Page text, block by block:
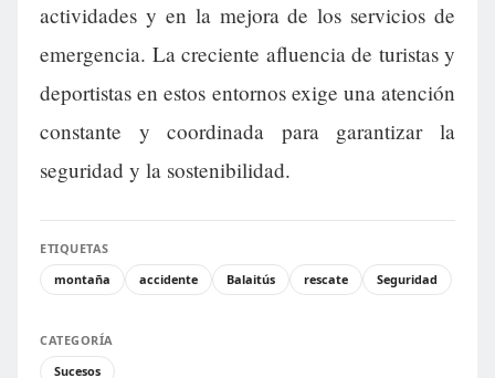
actividades y en la mejora de los servicios de
emergencia. La creciente afluencia de turistas y
deportistas en estos entornos exige una atención
constante y coordinada para garantizar la
seguridad y la sostenibilidad.
ETIQUETAS
montaña
accidente Balaitús rescate Seguridad
CATEGORÍA
Sucesos